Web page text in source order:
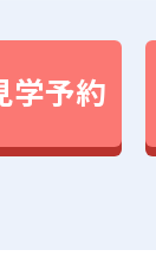
学予約